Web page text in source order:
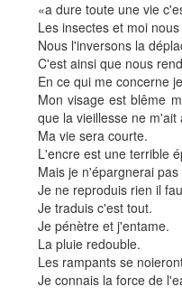
«a dure toute une vie
Les insectes et moi
Nous l'inversons la
C'est ainsi que nous
En ce qui me concerne
Mon visage est blême
que la vieillesse ne m'ait
Ma vie sera courte.
L'encre est une terrible
Mais je n'épargnerai pas
Je ne reproduis rien il
Je traduis c'est tout.
Je pénètre et j'entame.
La pluie redouble.
Les rampants se
Je connais la force de